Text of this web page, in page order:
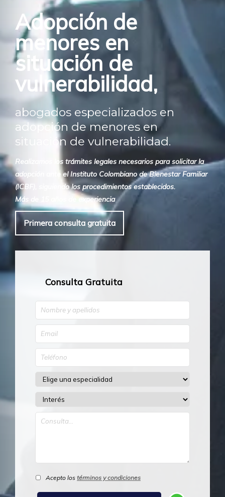
Adopción de
menores en
situación de
vulnerabilidad,
abogados especializados en
adopción de menores en
situación de vulnerabilidad.
Realizamos los trámites legales necesarios para solicitar la
adopción ante el Instituto Colombiano de Bienestar Familiar
(ICBF), siguiendo los procedimientos establecidos.
Más de 15 años de experiencia
Primera consulta gratuita
Consulta Gratuita
Acepto los términos y condiciones